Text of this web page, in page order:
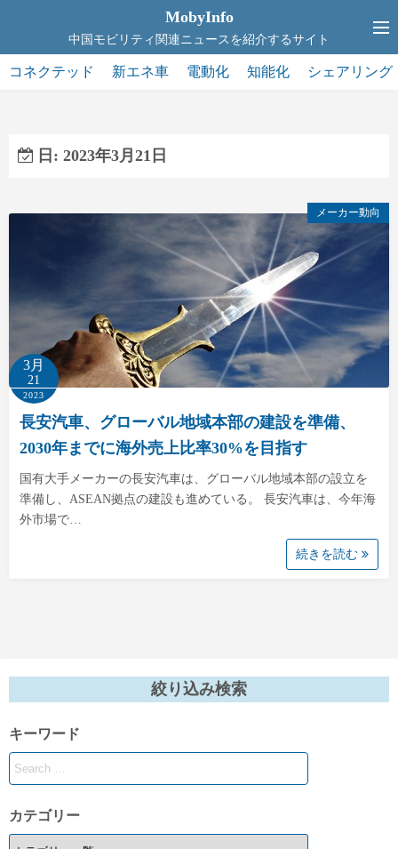
テ
ン
プ
MobyInfo
中国モビリティ関連ニュースを紹介するサイト
コネクテッド 新エネ車 電動化 知能化 シェアリング
日: 2023年3月21日
メーカー動向
3月
21
2023
長安汽車、グローバル地域本部の建設を準備、
2030年までに海外売上比率30%を目指す
国有大手メーカーの長安汽車は、グローバル地域本部の設立を
準備し、ASEAN拠点の建設も進めている。 長安汽車は、今年海
外市場で…
続きを読む
絞り込み検索
キーワード
カテゴリー